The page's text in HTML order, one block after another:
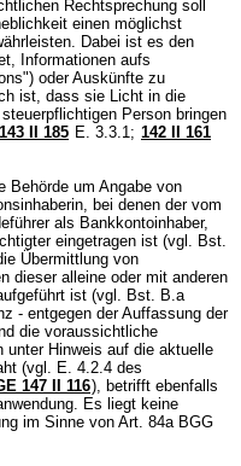
Rechtsprechung soll
einen möglichst
Dabei ist es den
Informationen aufs
oder Auskünfte zu
ist, dass sie Licht in die
Person bringen
143 II 185 E. 3.3.1; 142 II 161
Behörde um Angabe von
bei denen der vom
als Bankkontoinhaber,
eingetragen ist (vgl. Bst.
Übermittlung von
dieser alleine oder mit anderen
ist (vgl. Bst. B.a
- entgegen der Auffassung der
die voraussichtliche
unter Hinweis auf die aktuelle
(vgl. E. 4.2.4 des
147 II 116), betrifft ebenfalls
Es liegt keine
im Sinne von Art. 84a BGG